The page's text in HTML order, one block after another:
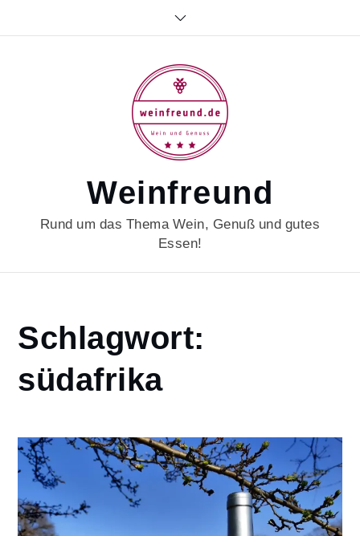
Weinfreund
Rund um das Thema Wein, Genuß und gutes
Essen!
Home
südafrika
Schlagwort:
südafrika